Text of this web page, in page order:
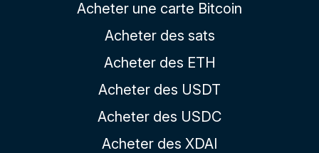
Acheter une carte Bitcoin
Acheter des sats
Acheter des ETH
Acheter des USDT
Acheter des USDC
Acheter des XDAI